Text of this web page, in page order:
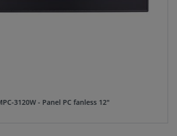
3120W - Panel PC fanless 12"